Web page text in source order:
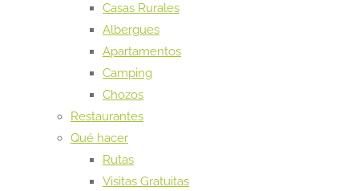
Casas Rurales
Albergues
Apartamentos
Camping
Chozos
Restaurantes
Qué hacer
Rutas
Visitas Gratuitas